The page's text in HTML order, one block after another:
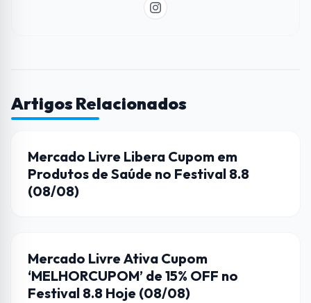
Artigos Relacionados
CUPONS DE DESCONTO
Mercado Livre Libera Cupom em
Produtos de Saúde no Festival 8.8
(08/08)
CUPONS DE DESCONTO
Mercado Livre Ativa Cupom
‘MELHORCUPOM’ de 15% OFF no
Festival 8.8 Hoje (08/08)